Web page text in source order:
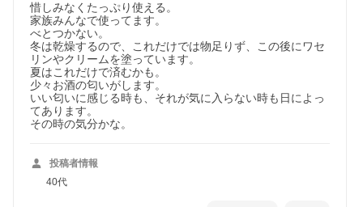
惜しみなくたっぷり使える。
家族みんなで使ってます。
べとつかない。
冬は乾燥するので、これだけでは物足りず、この後にワセ
リンやクリームを塗っています。
夏はこれだけで済むかも。
少々お酒の匂いがします。
いい匂いに感じる時も、それが気に入らない時も日によっ
てあります。
その時の気分かな。
投稿者情報
40代